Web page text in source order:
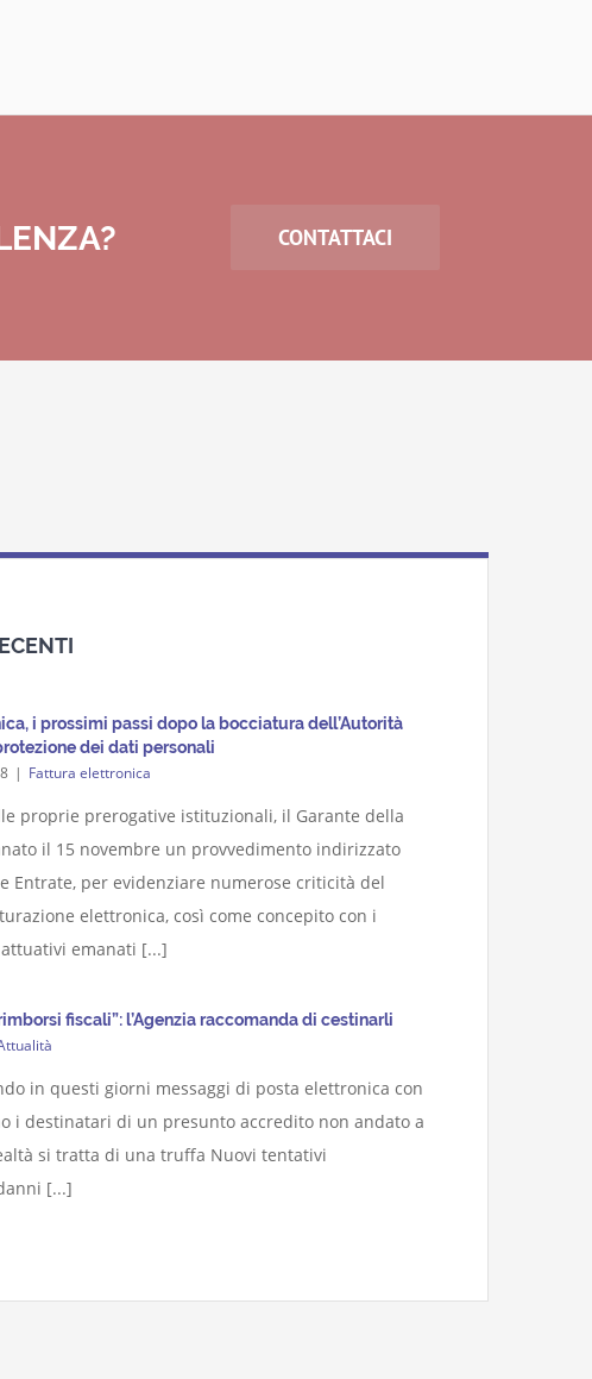
CONTATTACI
i prossimi passi dopo la bocciatura dell’Autorità
dei dati personali
| Fattura elettronica
proprie prerogative istituzionali, il Garante della
il 15 novembre un provvedimento indirizzato
Entrate, per evidenziare numerose criticità del
elettronica, così come concepito con i
emanati [...]
fiscali”: l’Agenzia raccomanda di cestinarli
in questi giorni messaggi di posta elettronica con
i destinatari di un presunto accredito non andato a
si tratta di una truffa Nuovi tentativi
[...]